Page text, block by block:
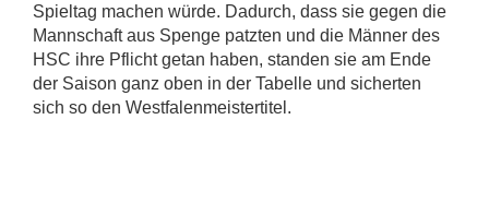
Spieltag machen würde. Dadurch, dass sie gegen die
Mannschaft aus Spenge patzten und die Männer des
HSC ihre Pflicht getan haben, standen sie am Ende
der Saison ganz oben in der Tabelle und sicherten
sich so den Westfalenmeistertitel.